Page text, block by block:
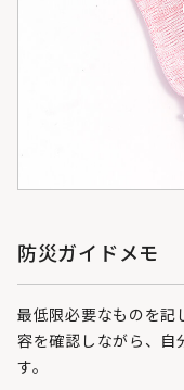
防災ガイドメモ
最低限必要なものを記
容を確認しながら、自
す。